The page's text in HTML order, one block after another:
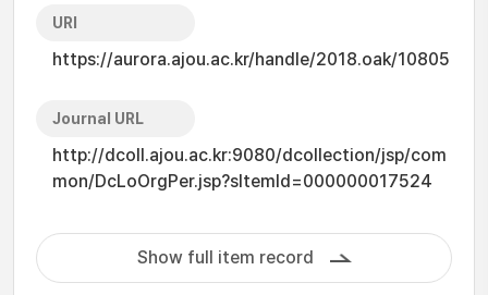
URI
https://aurora.ajou.ac.kr/handle/2018.oak/10805
Journal URL
http://dcoll.ajou.ac.kr:9080/dcollection/jsp/com
mon/DcLoOrgPer.jsp?sItemId=000000017524
Show full item record